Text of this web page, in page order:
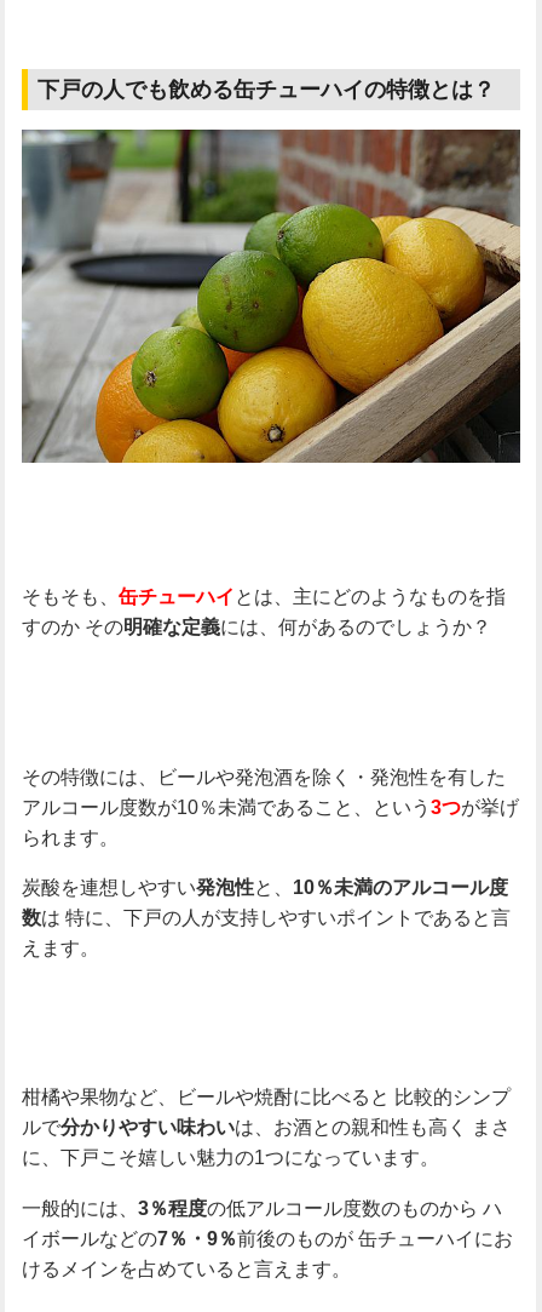
下戸の人でも飲める缶チューハイの特徴とは？
そもそも、 缶チューハイ とは、主にどのようなものを指
すのかその明確な定義には、何があるのでしょうか？
その特徴には、ビールや発泡酒を除く・発泡性を有した
アルコール度数が10％未満であること、という 3つが挙げ
られます。
炭酸を連想しやすい発泡性と、
10％未満のアルコール度
数は 特に、下戸の人が支持しやすいポイントであると言
えます。
柑橘や果物など、ビールや焼酎に比べると 比較的シンプ
ルで分かりやすい味わいは、お酒との親和性も高く
まさ
に、下戸こそ嬉しい魅力の1つになっています。
一般的には、 3％程度の低アルコール度数のものから ハ
イボールなどの7％・9％前後のものが缶チューハイにお
けるメインを占めていると言えます。